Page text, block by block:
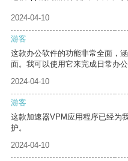
2024-04-10
游客
这款办公软件的功能非常全面，
面。我可以使用它来完成日常办
2024-04-10
游客
这款加速器VPM应用程序已经为
护。
2024-04-10